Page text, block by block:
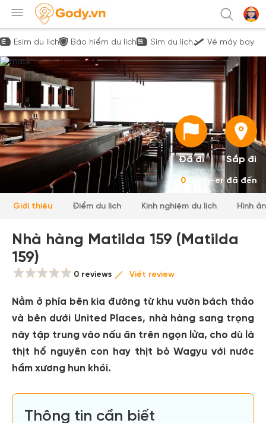
Esim du lịch Bảo hiểm du lịch Sim du lịch Vé máy bay
Đã đi Sắp đi
0 Gody-er đã đến
Giới thiệu Điểm du lịch Kinh nghiệm du lịch Hình
Nhà hàng Matilda 159 (Matilda
159)
0 reviews Viết review
Nằm ở phía bên kia đường từ khu vườn bách thảo
và bên dưới United Places, nhà hàng sang trọng
này tập trung vào nấu ăn trên ngọn lửa, cho dù là
thịt hổ nguyên con hay thịt bò Wagyu với nước
hầm xương hun khói.
Thông tin cần biết